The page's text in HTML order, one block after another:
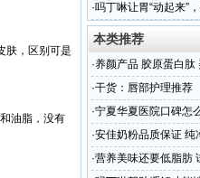
肤，区别可是
油脂，没有
·吗丁啉让胃“动起来”
本类推荐
·养颜产品 胶原蛋白肽
加工工厂首选华源晨泰
·干货：唇部护理推荐
·宁夏华夏医院口碑怎
进步”的志愿精神
·安佳奶粉品质保证 纯
·营养美味还要低脂肪